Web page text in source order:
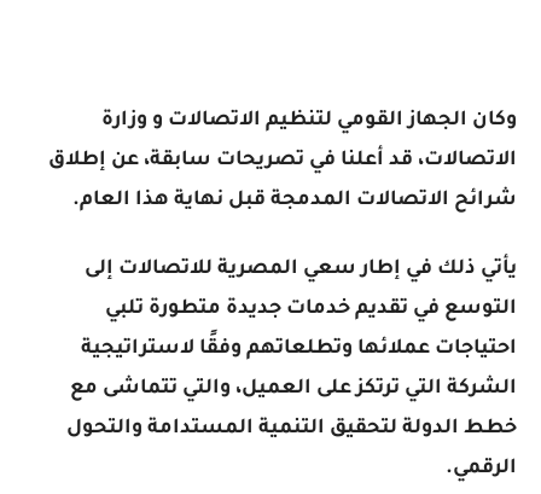
وكان الجهاز القومي لتنظيم الاتصالات و وزارة
الاتصالات، قد أعلنا في تصريحات سابقة، عن إطلاق
شرائح الاتصالات المدمجة قبل نهاية هذا العام.
يأتي ذلك في إطار سعي المصرية للاتصالات إلى
التوسع في تقديم خدمات جديدة متطورة تلبي
احتياجات عملائها وتطلعاتهم وفقًا لاستراتيجية
الشركة التي ترتكز على العميل، والتي تتماشى مع
خطط الدولة لتحقيق التنمية المستدامة والتحول
الرقمي.